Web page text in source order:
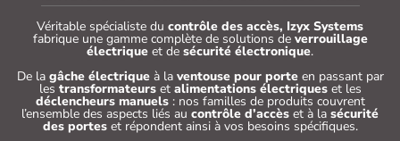
Véritable spécialiste du contrôle des accès, Izyx Systems
fabrique une gamme complète de solutions de verrouillage
électrique et de sécurité électronique.
De la gâche électriqueà la ventouse pour porteen passant par
les transformateurset alimentations électriqueset les
déclencheurs manuels: nos familles de produits couvrent
l’ensemble des aspects liés au contrôle d’accès et à la sécurité
des porteset répondent ainsi à vos besoins spécifiques.